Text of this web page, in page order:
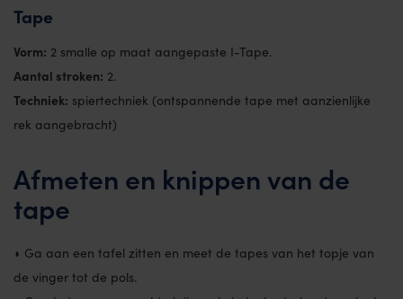
Tape
Vorm: 2 smalle op maat aangepaste I-Tape.
Aantal stroken: 2.
Techniek: spiertechniek (ontspannende tape met aanzienlijke
rek aangebracht)
Afmeten en knippen van de
tape
◗ Ga aan een tafel zitten en meet de tapes van het topje van
de vinger tot de pols.